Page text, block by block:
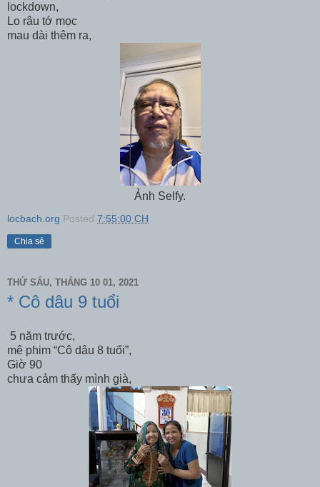
lockdown,
Lo râu tớ mọc
mau dài thêm ra,
Ảnh Selfy.
locbach.org Posted 7:55:00 CH
Chia sẻ
THỨ SÁU, THÁNG 10 01, 2021
* Cô dâu 9 tuổi
5 năm trước,
mê phim “Cô dâu 8 tuổi”,
Giờ 90
chưa cảm thấy mình già,